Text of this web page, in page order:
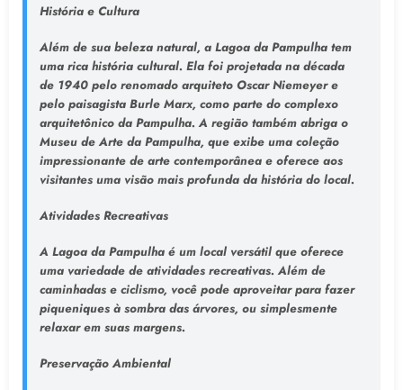
História e Cultura
Além de sua beleza natural, a Lagoa da Pampulha tem
uma rica história cultural. Ela foi projetada na década
de 1940 pelo renomado arquiteto Oscar Niemeyer e
pelo paisagista Burle Marx, como parte do complexo
arquitetônico da Pampulha. A região também abriga o
Museu de Arte da Pampulha, que exibe uma coleção
impressionante de arte contemporânea e oferece aos
visitantes uma visão mais profunda da história do local.
Atividades Recreativas
A Lagoa da Pampulha é um local versátil que oferece
uma variedade de atividades recreativas. Além de
caminhadas e ciclismo, você pode aproveitar para fazer
piqueniques à sombra das árvores, ou simplesmente
relaxar em suas margens.
Preservação Ambiental